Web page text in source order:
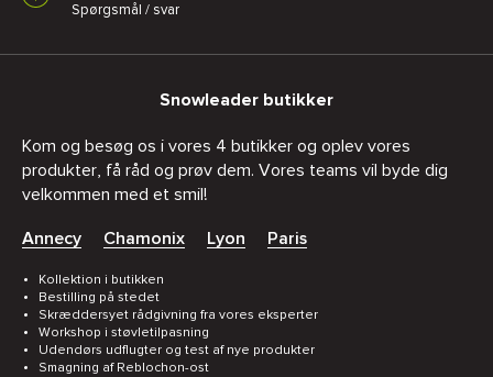
Spørgsmål / svar
Snowleader butikker
Kom og besøg os i vores 4 butikker og oplev vores
produkter, få råd og prøv dem. Vores teams vil byde dig
velkommen med et smil!
Annecy Chamonix Lyon Paris
Kollektion i butikken
Bestilling på stedet
Skræddersyet rådgivning fra vores eksperter
Workshop i støvletilpasning
Udendørs udflugter og test af nye produkter
Smagning af Reblochon-ost